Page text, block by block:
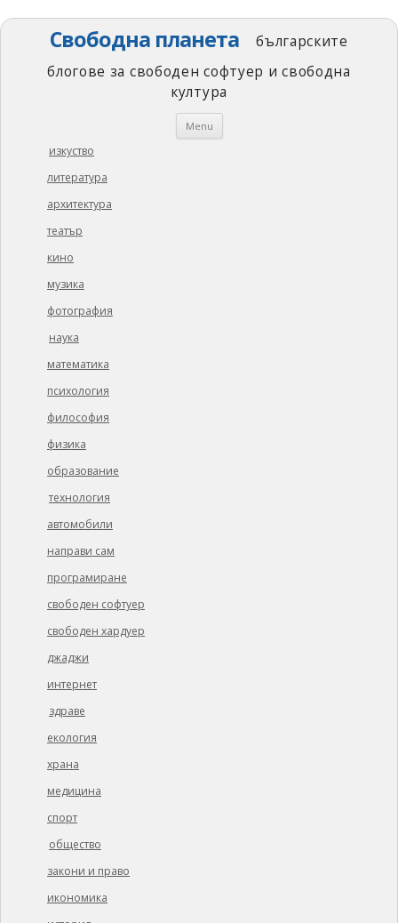
Свободна планета
българските
блогове за свободен софтуер и свободна
култура
Menu Skip
изкуство
литература
архитектура
театър
кино
музика
фотография
наука
математика
психология
философия
физика
образование
технология
автомобили
направи сам
програмиране
свободен софтуер
свободен хардуер
джаджи
интернет
здраве
екология
храна
медицина
спорт
общество
закони и право
икономика